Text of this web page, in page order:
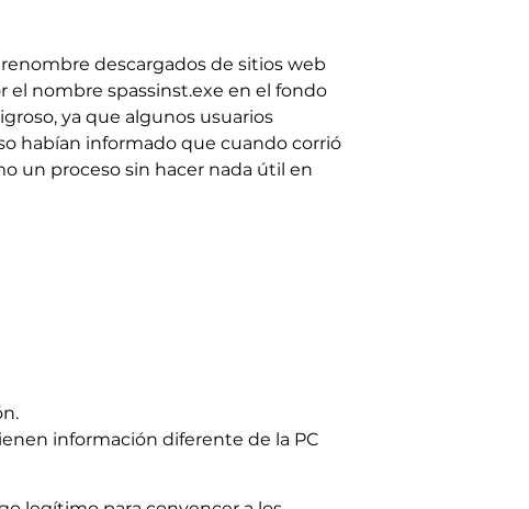
descargados de sitios web
el nombre spassinst.exe en el fondo
ya que algunos usuarios
habían informado que cuando corrió
un proceso sin hacer nada útil en
información diferente de la PC